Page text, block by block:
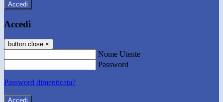
Accedi
Accedi
button close ×
Nome Utente
Password
Password dimenticata?